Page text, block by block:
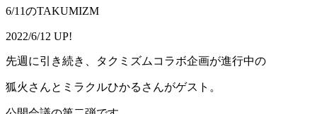
6/11のTAKUMIZM
2022/6/12 UP!
先週に引き続き、タクミズムコラボ企画が進行中の
狐火さんとミラクルひかるさんがゲスト。